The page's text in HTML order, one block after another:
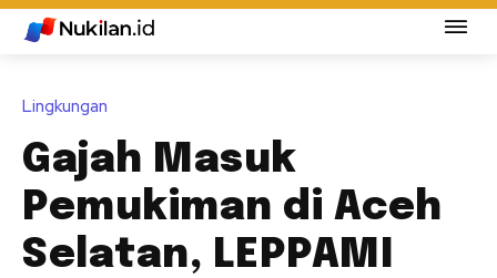
Lingkungan
Gajah Masuk
Pemukiman di Aceh
Selatan, LEPPAMI